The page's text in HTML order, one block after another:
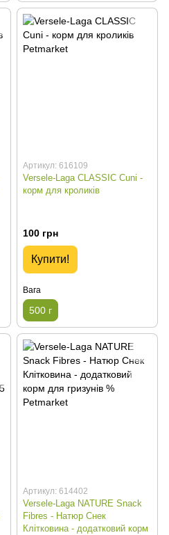
Артикул: 616109
Versele-Laga CLASSIC Cuni -
корм для кроликів
100 грн
Купити!
Вага
500 г
Артикул: 614402
Versele-Laga NATURE Snack
Fibres - Натюр Снек
Клітковина - додатковий корм